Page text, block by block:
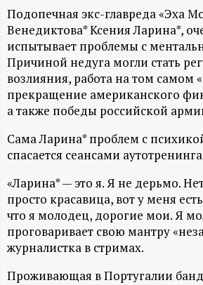
Н
-
и
н
ф
о
р
м
Подопечная экс-главреда «Эха
Венедиктова* Ксения Ларина*,
испытывает проблемы с
Причиной недуга могли стать
возлияния, работа на том самом
прекращение американского
а также победы российской
Сама Ларина* проблем с
спасается сеансами
«Ларина* — это я. Я не дерьмо.
просто красавица, вот у меня
что я молодец, дорогие мои. Я
проговаривает свою мантру
журналистка в стримах.
Проживающая в Португалии